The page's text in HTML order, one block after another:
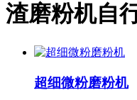
渣磨粉机自
超细微粉磨粉机